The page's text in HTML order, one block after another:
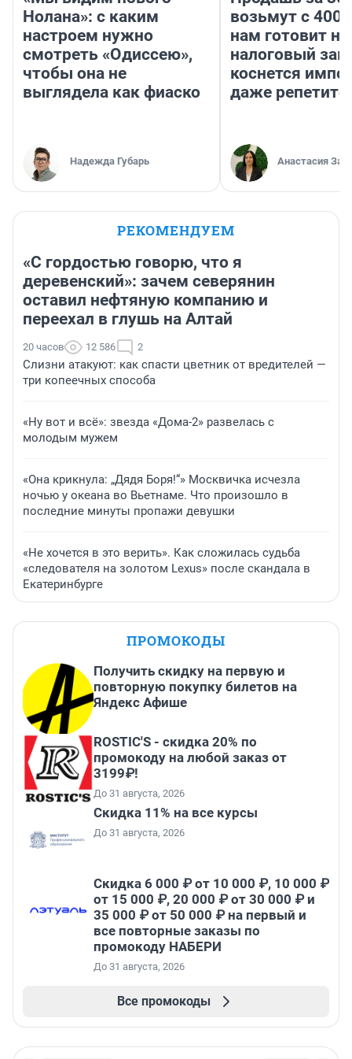
Нолана»: с каким
настроем нужно
смотреть «Одиссею»,
чтобы она не
выглядела как фиаско
Надежда Губарь
возьмут с
нам готовит
налоговый
коснется
даже
Анастасия
РЕКОМЕНДУЕМ
«С гордостью говорю, что я
деревенский»: зачем северянин
оставил нефтяную компанию и
переехал в глушь на Алтай
20 часов 12 586 2
Слизни атакуют: как спасти цветник от вредителей —
три копеечных способа
«Ну вот и всё»: звезда «Дома-2» развелась с
молодым мужем
«Она крикнула: „Дядя Боря!“» Москвичка исчезла
ночью у океана во Вьетнаме. Что произошло в
последние минуты пропажи девушки
«Не хочется в это верить». Как сложилась судьба
«следователя на золотом Lexus» после скандала в
Екатеринбурге
ПРОМОКОДЫ
Получить скидку на первую и
повторную покупку билетов на
Яндекс Афише
ROSTIC'S - скидка 20% по
промокоду на любой заказ от
3199₽!
До 31 августа, 2026
Скидка 11% на все курсы
До 31 августа, 2026
Скидка 6 000 ₽ от 10 000 ₽, 10 000 ₽
от 15 000 ₽, 20 000 ₽ от 30 000 ₽ и
35 000 ₽ от 50 000 ₽ на первый и
все повторные заказы по
промокоду НАБЕРИ
До 31 августа, 2026
Все промокоды